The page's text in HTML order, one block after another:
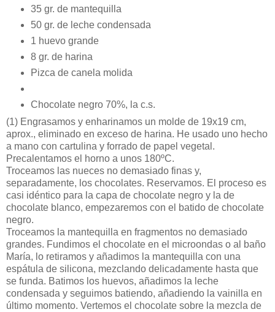
35 gr. de mantequilla
50 gr. de leche condensada
1 huevo grande
8 gr. de harina
Pizca de canela molida
Chocolate negro 70%, la c.s.
(1) Engrasamos y enharinamos un molde de 19x19 cm,
aprox., eliminado en exceso de harina. He usado uno hecho
a mano con cartulina y forrado de papel vegetal.
Precalentamos el horno a unos 180ºC.
Troceamos las nueces no demasiado finas y,
separadamente, los chocolates. Reservamos. El proceso es
casi idéntico para la capa de chocolate negro y la de
chocolate blanco, empezaremos con el batido de chocolate
negro.
Troceamos la mantequilla en fragmentos no demasiado
grandes. Fundimos el chocolate en el microondas o al baño
María, lo retiramos y añadimos la mantequilla con una
espátula de silicona, mezclando delicadamente hasta que
se funda. Batimos los huevos, añadimos la leche
condensada y seguimos batiendo, añadiendo la vainilla en
último momento. Vertemos el chocolate sobre la mezcla de